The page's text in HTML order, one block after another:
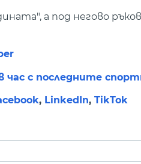
а под негово
час с последните
, LinkedIn, TikTok